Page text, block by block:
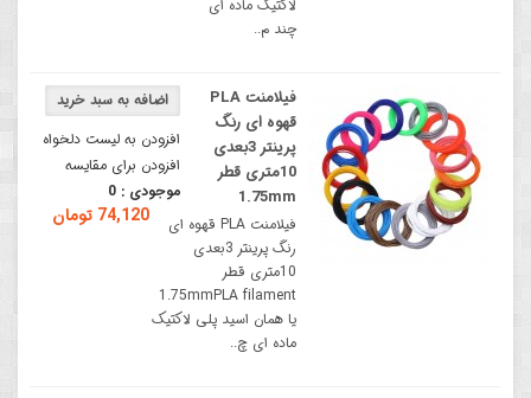
لاکتیک ماده ای
چند م..
افزودن به لیست دلخواه
افزودن برای مقایسه
موجودی : 0
74,120 تومان
فیلامنت PLA
قهوه ای رنگ
پرینتر 3بعدی
10متری قطر
1.75mm
فیلامنت PLA قهوه ای
رنگ پرینتر 3بعدی
10متری قطر
1.75mmPLA filament
یا همان اسید پلی لاکتیک
ماده ای چ..